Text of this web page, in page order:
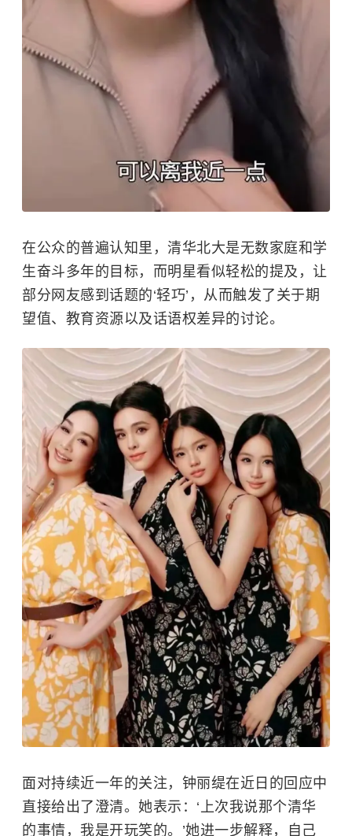
在公众的普遍认知里，清华北大是无数家庭和学
生奋斗多年的目标，而明星看似轻松的提及，让
部分网友感到话题的‘轻巧’，从而触发了关于期
望值、教育资源以及话语权差异的讨论。
面对持续近一年的关注，钟丽缇在近日的回应中
直接给出了澄清。她表示：‘上次我说那个清华
的事情，我是开玩笑的。’她进一步解释，自己